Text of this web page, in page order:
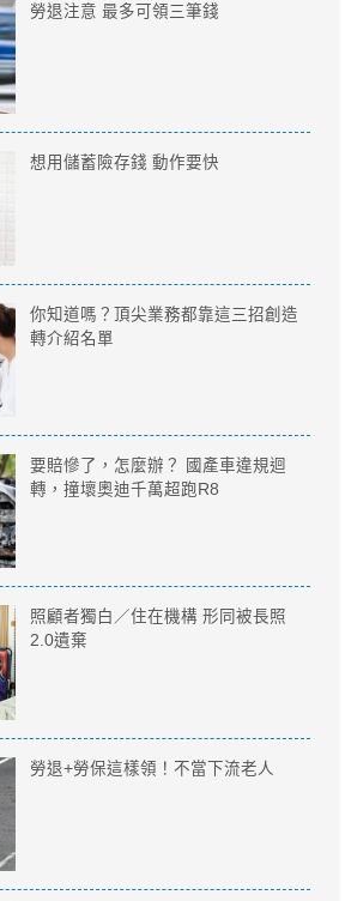
勞退注意 最多可領三筆錢
想用儲蓄險存錢 動作要快
你知道嗎？頂尖業務都靠這三招創造
轉介紹名單
要賠慘了，怎麼辦？ 國產車違規迴
轉，撞壞奧迪千萬超跑R8
照顧者獨白／住在機構 形同被長照
2.0遺棄
勞退+勞保這樣領！不當下流老人